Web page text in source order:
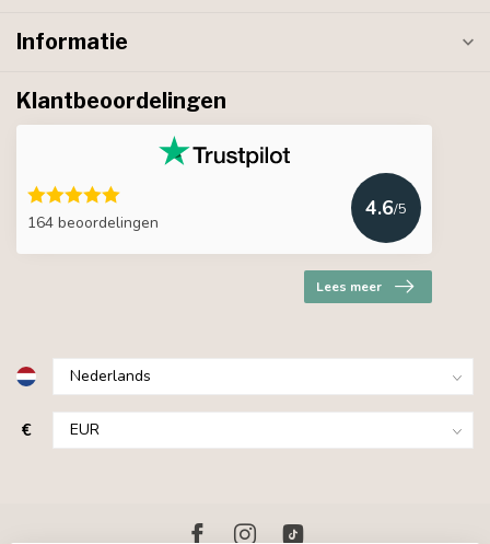
Informatie
Klantbeoordelingen
164 beoordelingen
4.6/5
Lees meer
€